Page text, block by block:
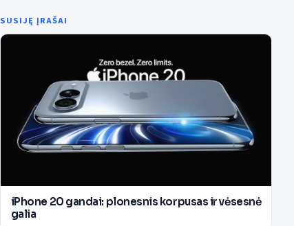
SUSIJĘ ĮRAŠAI
iPhone 20 gandai: plonesnis korpusas ir vėsesnė
galia